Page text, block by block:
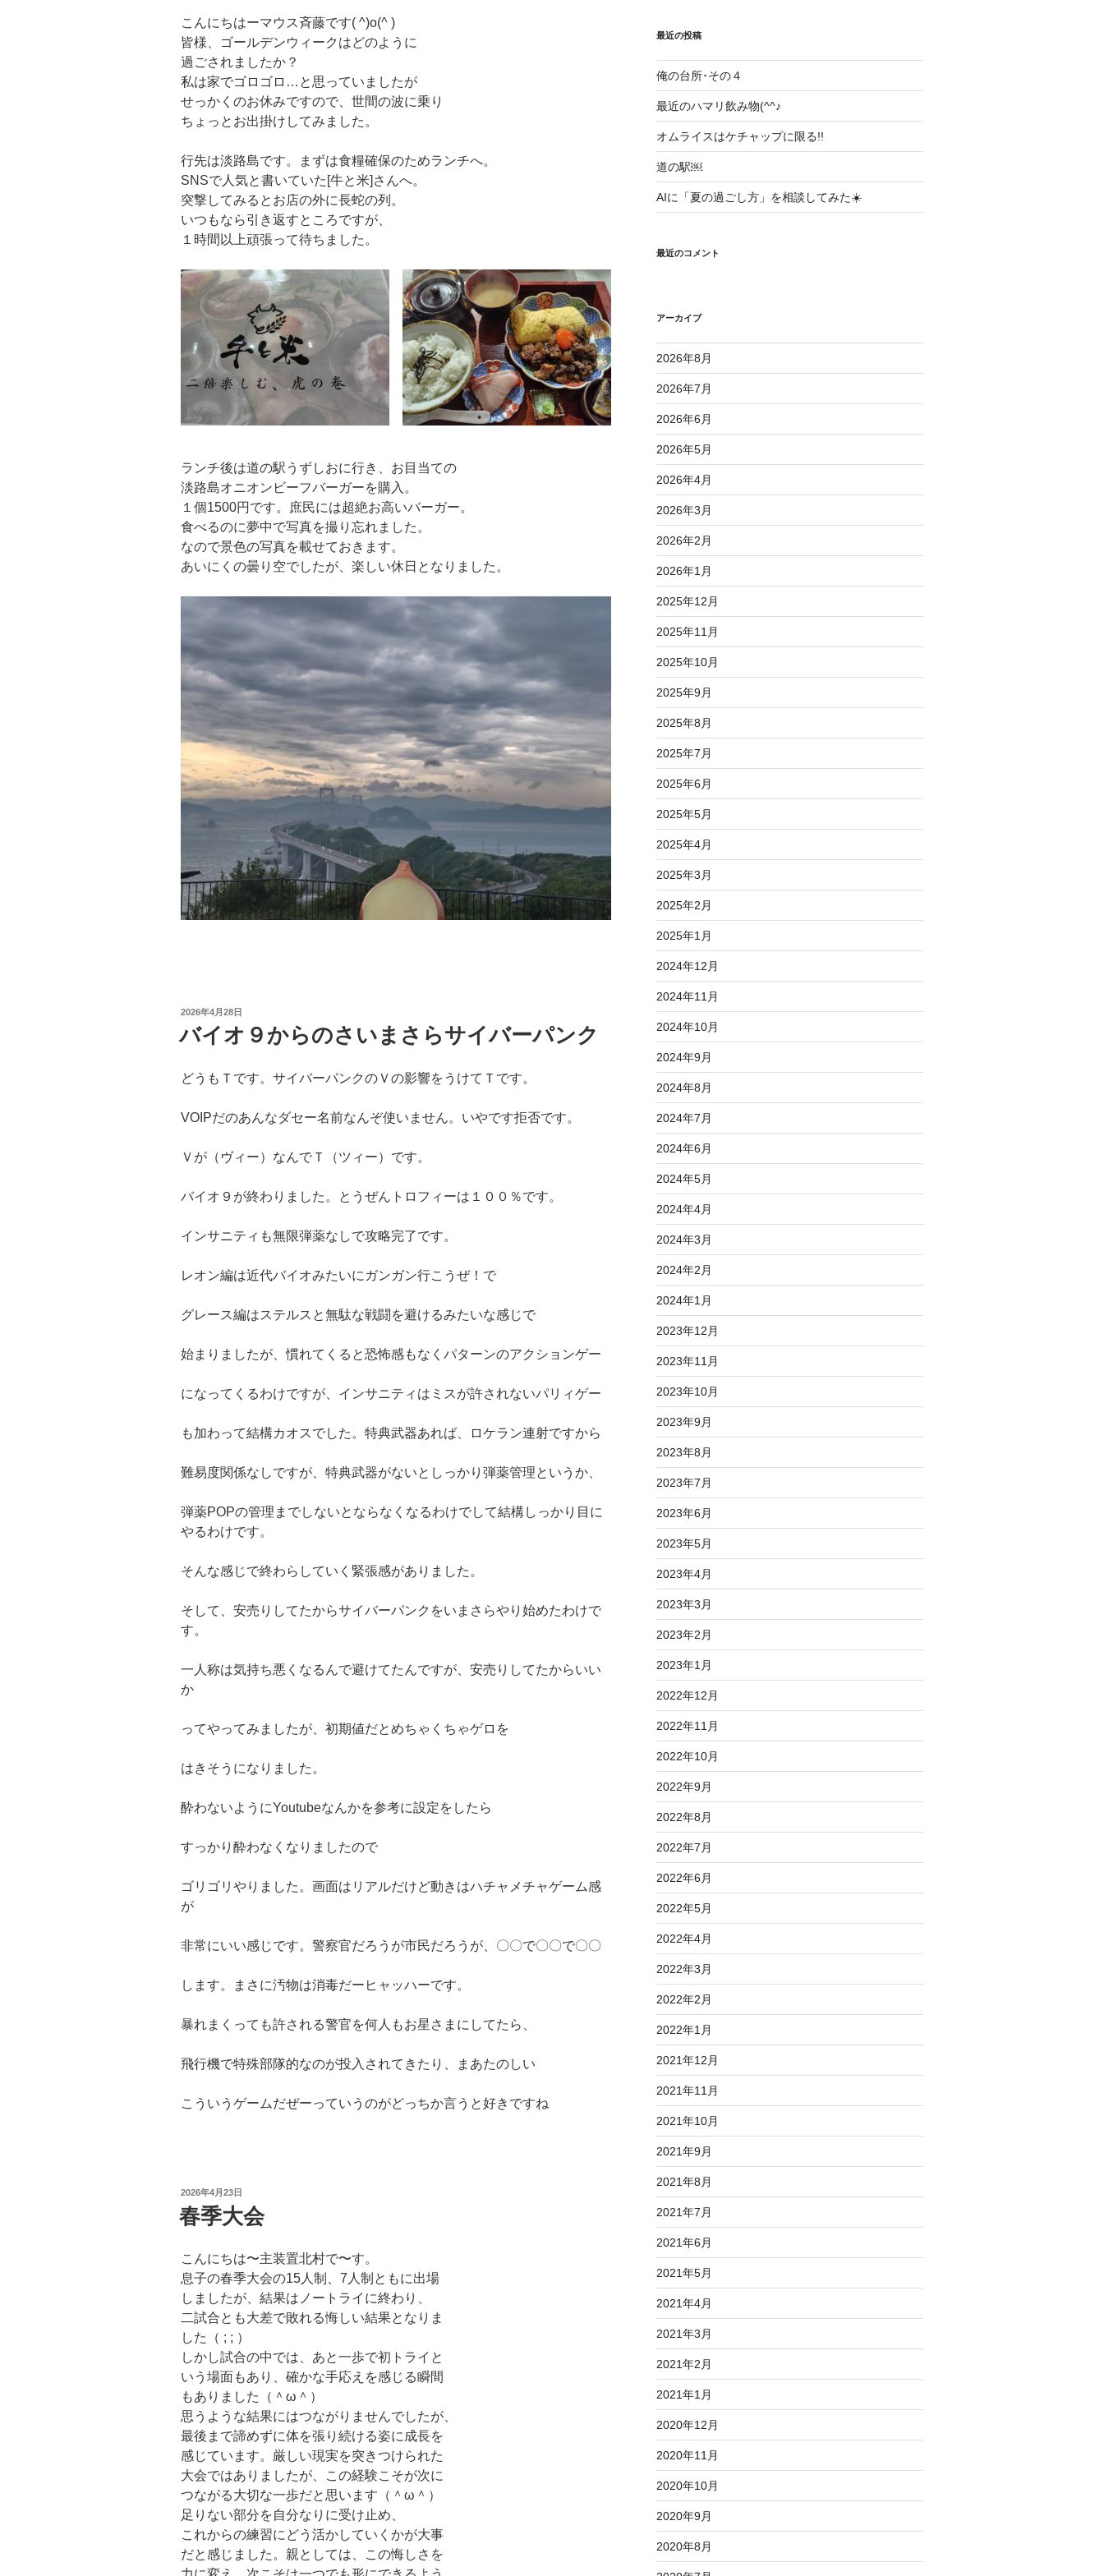
こんにちはーマウス斉藤です( ^)o(^ )
皆様、ゴールデンウィークはどのように
過ごされましたか？
私は家でゴロゴロ…と思っていましたが
せっかくのお休みですので、世間の波に乗り
ちょっとお出掛けしてみました。
行先は淡路島です。まずは食糧確保のためランチへ。
SNSで人気と書いていた[牛と米]さんへ。
突撃してみるとお店の外に長蛇の列。
いつもなら引き返すところですが、
１時間以上頑張って待ちました。
ランチ後は道の駅うずしおに行き、お目当ての
淡路島オニオンビーフバーガーを購入。
１個1500円です。庶民には超絶お高いバーガー。
食べるのに夢中で写真を撮り忘れました。
なので景色の写真を載せておきます。
あいにくの曇り空でしたが、楽しい休日となりました。
投
日:
2026年4月28日
バイオ９からのさいまさらサイバーパンク
どうもＴです。サイバーパンクのＶの影響をうけてＴです。
VOIPだのあんなダセー名前なんぞ使いません。いやです拒否です。
Ｖが（ヴィー）なんでＴ（ツィー）です。
バイオ９が終わりました。とうぜんトロフィーは１００％です。
インサニティも無限弾薬なしで攻略完了です。
レオン編は近代バイオみたいにガンガン行こうぜ！で
グレース編はステルスと無駄な戦闘を避けるみたいな感じで
始まりましたが、慣れてくると恐怖感もなくパターンのアクションゲー
になってくるわけですが、インサニティはミスが許されないパリィゲー
も加わって結構カオスでした。特典武器あれば、ロケラン連射ですから
難易度関係なしですが、特典武器がないとしっかり弾薬管理というか、
弾薬POPの管理までしないとならなくなるわけでして結構しっかり目に
やるわけです。
そんな感じで終わらしていく緊張感がありました。
そして、安売りしてたからサイバーパンクをいまさらやり始めたわけで
す。
一人称は気持ち悪くなるんで避けてたんですが、安売りしてたからいい
か
ってやってみましたが、初期値だとめちゃくちゃゲロを
はきそうになりました。
酔わないようにYoutubeなんかを参考に設定をしたら
すっかり酔わなくなりましたので
ゴリゴリやりました。画面はリアルだけど動きはハチャメチャゲーム感
が
非常にいい感じです。警察官だろうが市民だろうが、〇〇で〇〇で〇〇
します。まさに汚物は消毒だーヒャッハーです。
暴れまくっても許される警官を何人もお星さまにしてたら、
飛行機で特殊部隊的なのが投入されてきたり、まあたのしい
こういうゲームだぜーっていうのがどっちか言うと好きですね
投
稿
日:
2026年4月23日
春季大会
こんにちは〜主装置北村で〜す。
息子の春季大会の15人制、7人制ともに出場
しましたが、結果はノートライに終わり、
二試合とも大差で敗れる悔しい結果となりま
した（ ; ; ）
しかし試合の中では、あと一歩で初トライと
いう場面もあり、確かな手応えを感じる瞬間
もありました（＾ω＾）
思うような結果にはつながりませんでしたが、
最後まで諦めずに体を張り続ける姿に成長を
感じています。厳しい現実を突きつけられた
大会ではありましたが、この経験こそが次に
つながる大切な一歩だと思います（＾ω＾）
足りない部分を自分なりに受け止め、
これからの練習にどう活かしていくかが大事
だと感じました。親としては、この悔しさを
最近の投稿
俺の台所･その４
最近のハマリ飲み物(^^♪
オムライスはケチャップに限る!!
道の駅￼
AIに「夏の過ごし方」を相談してみた☀️
最近のコメント
アーカイブ
2026年8月
2026年7月
2026年6月
2026年5月
2026年4月
2026年3月
2026年2月
2026年1月
2025年12月
2025年11月
2025年10月
2025年9月
2025年8月
2025年7月
2025年6月
2025年5月
2025年4月
2025年3月
2025年2月
2025年1月
2024年12月
2024年11月
2024年10月
2024年9月
2024年8月
2024年7月
2024年6月
2024年5月
2024年4月
2024年3月
2024年2月
2024年1月
2023年12月
2023年11月
2023年10月
2023年9月
2023年8月
2023年7月
2023年6月
2023年5月
2023年4月
2023年3月
2023年2月
2023年1月
2022年12月
2022年11月
2022年10月
2022年9月
2022年8月
2022年7月
2022年6月
2022年5月
2022年4月
2022年3月
2022年2月
2022年1月
2021年12月
2021年11月
2021年10月
2021年9月
2021年8月
2021年7月
2021年6月
2021年5月
2021年4月
2021年3月
2021年2月
2021年1月
2020年12月
2020年11月
2020年10月
2020年9月
2020年8月